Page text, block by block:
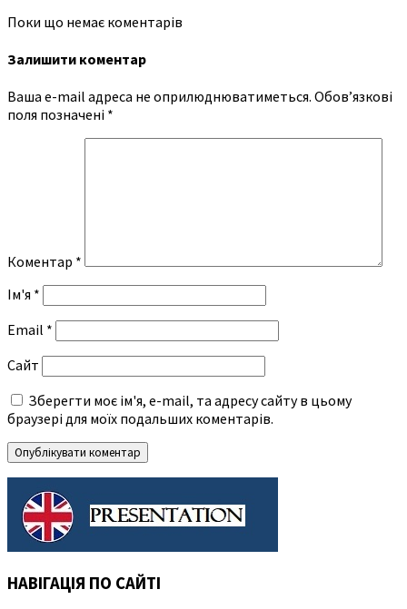
Поки що немає коментарів
Залишити коментар
Ваша e-mail адреса не оприлюднюватиметься. Обов’язкові
поля позначені *
Коментар *
Ім'я *
Email *
Сайт
Зберегти моє ім'я, e-mail, та адресу сайту в цьому
браузері для моїх подальших коментарів.
НАВІГАЦІЯ ПО САЙТІ